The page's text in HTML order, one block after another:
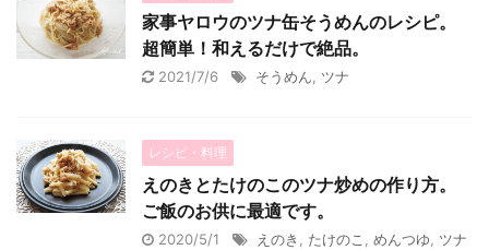
家事ヤロウのツナ缶そうめんのレシピ。
超簡単！和えるだけで絶品。
2021/7/6 そうめん ツナ
レシピ・料理
えのきとたけのこのツナ炒めの作り方。
ご飯のお供に最適です。
2020/5/1 えのき たけのこ めんつゆ ツナ